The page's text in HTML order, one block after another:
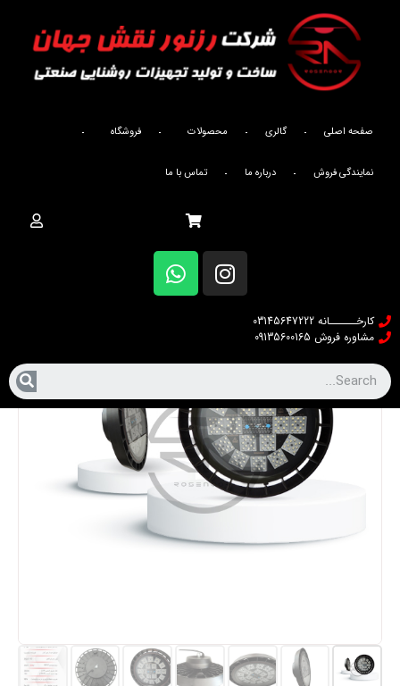
صفحه اصلی گالری محصولات فروشگاه
نمایندگی فروش درباره ما تماس با ما
کارخــــــانه 03145647222
مشاوره فروش 09135600165
خانه/محصولات/چراغ های سوله ای